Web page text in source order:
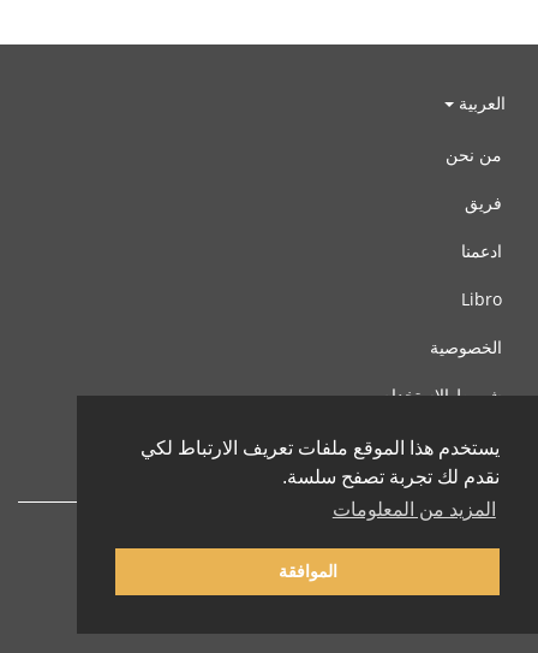
يستخدم هذا الموقع ملفات تعريف الارتباط لكي
نقدم لك تجربة تصفح سلسة.
المزيد من المعلومات
الموافقة
العربية
من نحن
فريق
ادعمنا
Libro
الخصوصية
شروط الإستخدام
اتصل بنا
© 2002-2026 lernu.net |Impressum